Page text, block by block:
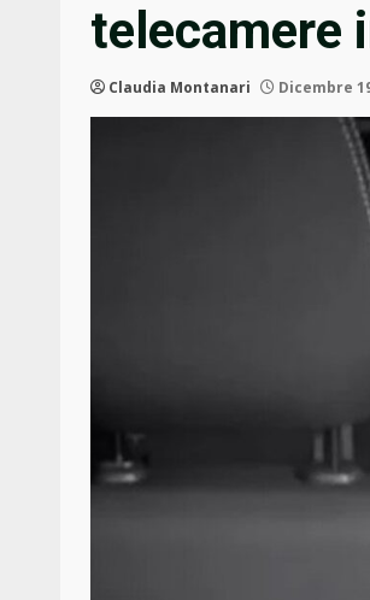
telecamere
Claudia Montanari Dicembre